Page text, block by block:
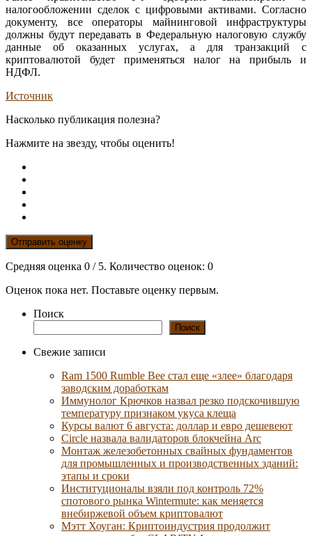
налогообложении сделок с цифровыми активами. Согласно
документу, все операторы майнинговой инфраструктуры
должны будут передавать в Федеральную налоговую службу
данные об оказанных услугах, а для транзакций с
криптовалютой будет применяться налог на прибыль и
НДФЛ.
Источник
Насколько публикация полезна?
Нажмите на звезду, чтобы оценить!
Отправить оценку
Средняя оценка 0 / 5. Количество оценок: 0
Оценок пока нет. Поставьте оценку первым.
Поиск
Поиск
Свежие записи
Ram 1500 Rumble Bee стал еще «злее» благодаря
заводским доработкам
Иммунолог Крючков назвал резко подскочившую
температуру признаком укуса клеща
Курсы валют 6 августа: доллар и евро дешевеют
Circle назвала валидаторов блокчейна Arc
Монтаж железобетонных свайных фундаментов
для промышленных и производственных зданий:
этапы и сроки
Институционалы взяли под контроль 72%
спотового рынка Wintermute: как меняется
внебиржевой объем криптовалют
Мэтт Хоуган: Криптоиндустрия продолжит